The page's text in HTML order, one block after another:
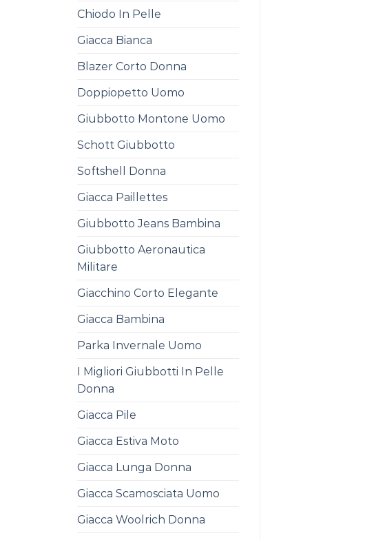
Chiodo In Pelle
Giacca Bianca
Blazer Corto Donna
Doppiopetto Uomo
Giubbotto Montone Uomo
Schott Giubbotto
Softshell Donna
Giacca Paillettes
Giubbotto Jeans Bambina
Giubbotto Aeronautica
Militare
Giacchino Corto Elegante
Giacca Bambina
Parka Invernale Uomo
I Migliori Giubbotti In Pelle
Donna
Giacca Pile
Giacca Estiva Moto
Giacca Lunga Donna
Giacca Scamosciata Uomo
Giacca Woolrich Donna